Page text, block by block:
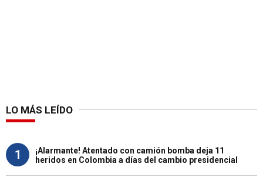
LO MÁS LEÍDO
1
¡Alarmante! Atentado con camión bomba deja 11
heridos en Colombia a días del cambio presidencial